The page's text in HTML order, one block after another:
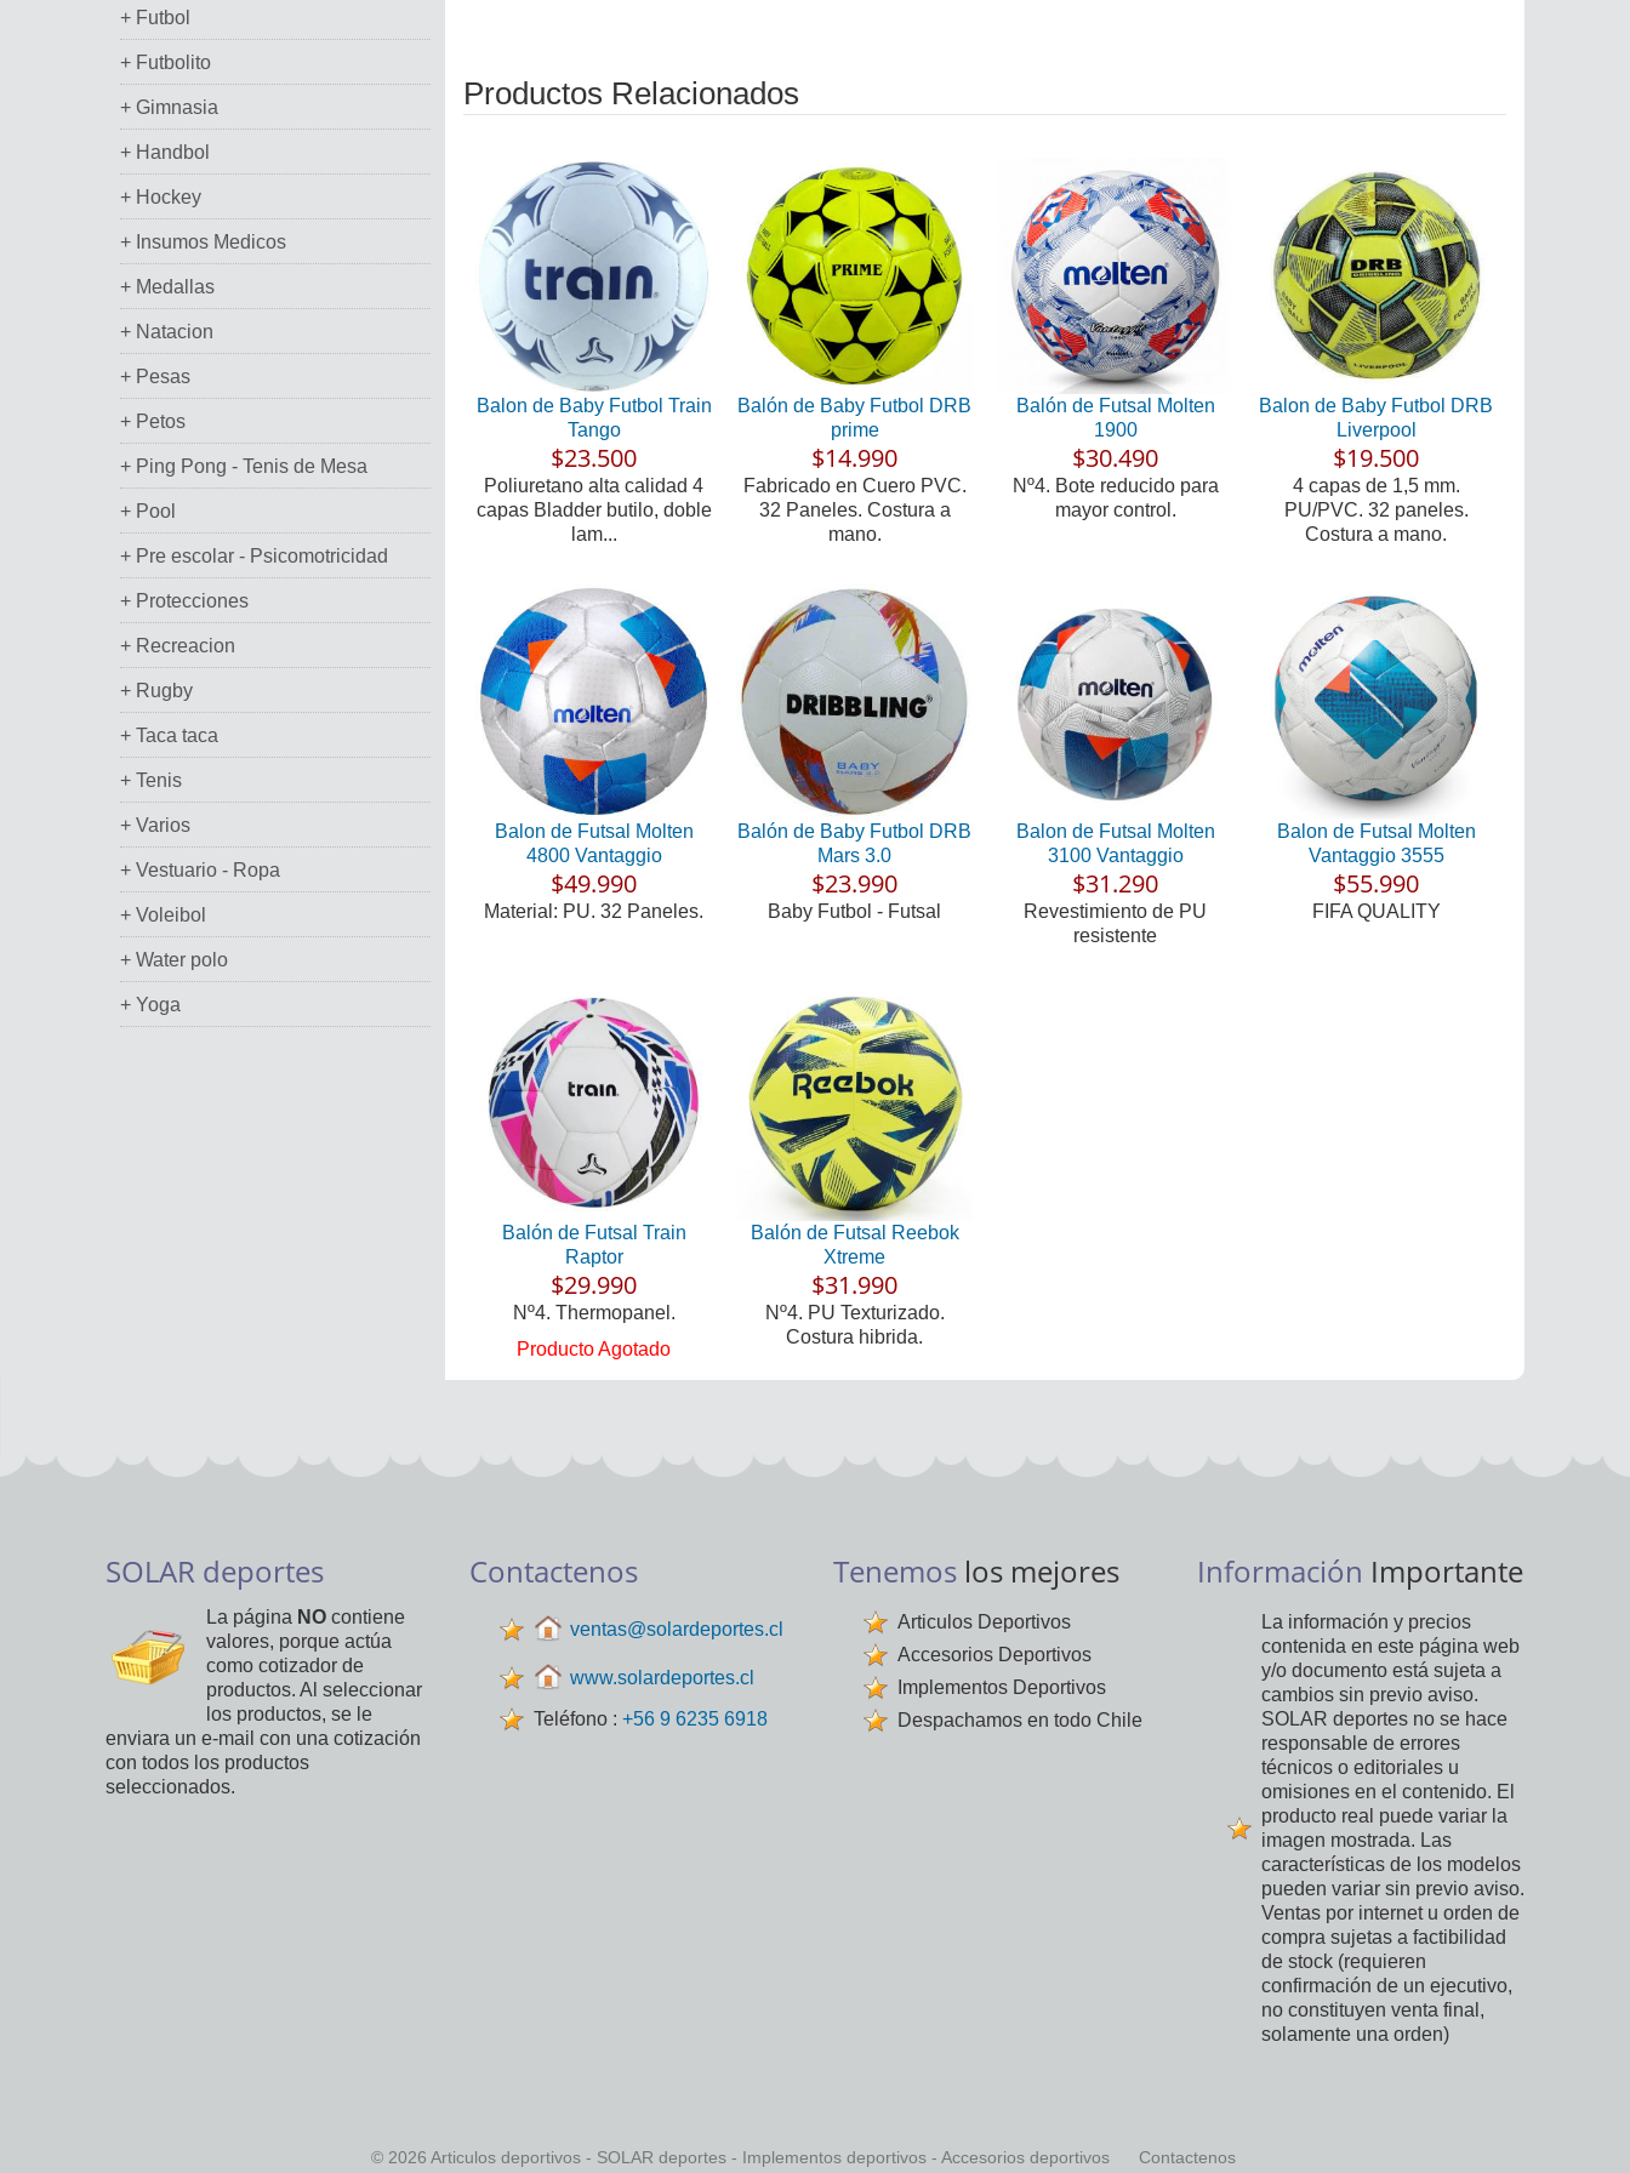
+ Futbol
+ Futbolito
+ Gimnasia
+ Handbol
+ Hockey
+ Insumos Medicos
+ Medallas
+ Natacion
+ Pesas
+ Petos
+ Ping Pong - Tenis de Mesa
+ Pool
+ Pre escolar - Psicomotricidad
+ Protecciones
+ Recreacion
+ Rugby
+ Taca taca
+ Tenis
+ Varios
+ Vestuario - Ropa
+ Voleibol
+ Water polo
+ Yoga
Productos Relacionados
Balon de Baby Futbol Train
Tango
$23.500
Poliuretano alta calidad 4
capas Bladder butilo, doble
lam...
Balón de Baby Futbol DRB
prime
$14.990
Fabricado en Cuero PVC.
32 Paneles. Costura a
mano.
Balón de Futsal Molten
1900
$30.490
Nº4. Bote reducido para
mayor control.
Balon de Baby Futbol DRB
Liverpool
$19.500
4 capas de 1,5 mm.
PU/PVC. 32 paneles.
Costura a mano.
Balon de Futsal Molten
4800 Vantaggio
$49.990
Material: PU. 32 Paneles.
Balón de Baby Futbol DRB
Mars 3.0
$23.990
Baby Futbol - Futsal
Balon de Futsal Molten
3100 Vantaggio
$31.290
Revestimiento de PU
resistente
Balon de Futsal Molten
Vantaggio 3555
$55.990
FIFA QUALITY
Balón de Futsal Train
Raptor
$29.990
Nº4. Thermopanel.
Producto Agotado
Balón de Futsal Reebok
Xtreme
$31.990
Nº4. PU Texturizado.
Costura hibrida.
SOLAR deportes
La página NO contiene
valores, porque actúa
como cotizador de
productos. Al seleccionar
los productos, se le
enviara un e-mail con una cotización
con todos los productos
seleccionados.
Contactenos
ventas@solardeportes.cl
www.solardeportes.cl
Teléfono : +56 9 6235 6918
Tenemos los mejores
Articulos Deportivos
Accesorios Deportivos
Implementos Deportivos
Despachamos en todo Chile
Información Importante
La información y precios
contenida en este página web
y/o documento está sujeta a
cambios sin previo aviso.
SOLAR deportes no se hace
responsable de errores
técnicos o editoriales u
omisiones en el contenido. El
producto real puede variar la
imagen mostrada. Las
características de los modelos
pueden variar sin previo aviso.
Ventas por internet u orden de
compra sujetas a factibilidad
de stock (requieren
confirmación de un ejecutivo,
no constituyen venta final,
solamente una orden)
© 2026 Articulos deportivos - SOLAR deportes - Implementos deportivos - Accesorios deportivos Contactenos